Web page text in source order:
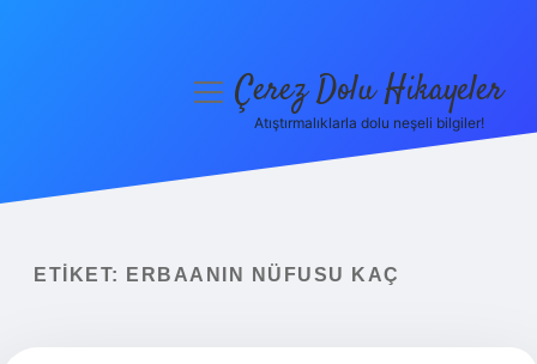
Yasal Uyarı
menüyüÇerez Dolu Hikayeler
Atıştırmalıklarla dolu neşeli bilgiler!
ETIKET: ERBAANIN NÜFUSU KAÇ